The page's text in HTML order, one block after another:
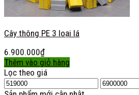
Cây thông PE 3 loại lá
6.900.000₫
Thêm vào giỏ hàng
Lọc theo giá